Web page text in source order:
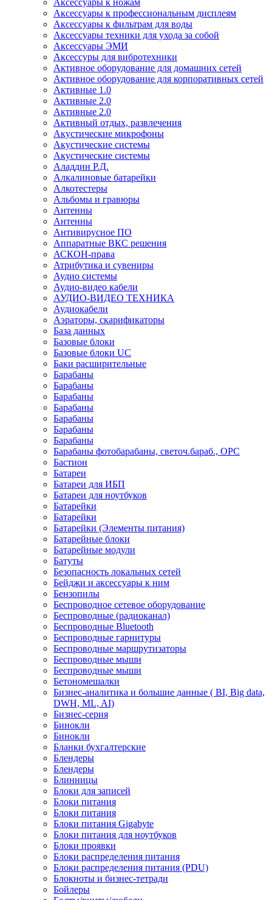
Аксессуары к ножам
Аксессуары к профессиональным дисплеям
Аксессуары к фильтрам для воды
Аксессуары техники для ухода за собой
Аксессуары ЭМИ
Аксессуры для вибротехники
Активное оборудование для домашних сетей
Активное оборудование для корпоративных сетей
Активные 1.0
Активные 2.0
Активные 2.0
Активный отдых, развлечения
Акустические микрофоны
Акустические системы
Акустические системы
Аладдин Р.Д.
Алкалиновые батарейки
Алкотестеры
Альбомы и гравюры
Антенны
Антенны
Антивирусное ПО
Аппаратные ВКС решения
АСКОН-права
Атрибутика и сувениры
Аудио системы
Аудио-видео кабели
АУДИО-ВИДЕО ТЕХНИКА
Аудиокабели
Аэраторы, скарификаторы
База данных
Базовые блоки
Базовые блоки UC
Баки расширительные
Барабаны
Барабаны
Барабаны
Барабаны
Барабаны
Барабаны
Барабаны
Барабаны фотобарабаны, светоч.бараб., OPC
Бастион
Батареи
Батареи для ИБП
Батареи для ноутбуков
Батарейки
Батарейки
Батарейки (Элементы питания)
Батарейные блоки
Батарейные модули
Батуты
Безопасность локальных сетей
Бейджи и аксесcуары к ним
Бензопилы
Беспроводное сетевое оборудование
Беспроводные (радиоканал)
Беспроводные Bluetooth
Беспроводные гарнитуры
Беспроводные маршрутизаторы
Беспроводные мыши
Беспроводные мыши
Бетономешалки
Бизнес-аналитика и большие данные ( BI, Big data,
DWH, ML, AI)
Бизнес-серия
Бинокли
Бинокли
Бланки бухгалтерские
Блендеры
Блендеры
Блинницы
Блоки для записей
Блоки питания
Блоки питания
Блоки питания Gigabyte
Блоки питания для ноутбуков
Блоки проявки
Блоки распределения питания
Блоки распределения питания (PDU)
Блокноты и бизнес-тетради
Бойлеры